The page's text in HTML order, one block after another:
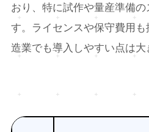
おり、特に試作や量産準備
す。ライセンスや保守費用
造業でも導入しやすい点は大